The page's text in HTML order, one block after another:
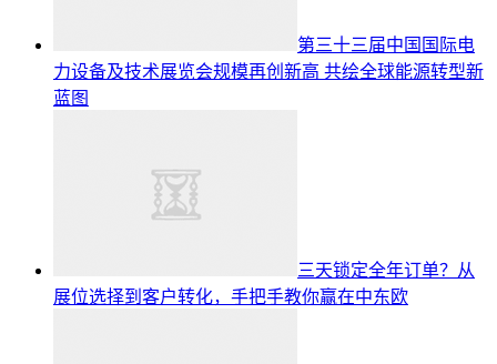
第三十三届中国国际电
力设备及技术展览会规模再创新高 共绘全球能源转型新
蓝图
三天锁定全年订单？从
展位选择到客户转化，手把手教你赢在中东欧